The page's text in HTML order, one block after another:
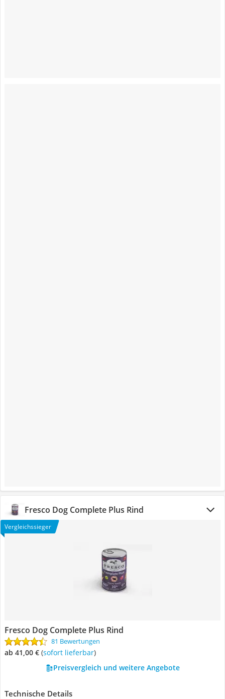
Fresco Dog Complete Plus Rind
Vergleichssieger
Fresco Dog Complete Plus Rind
81 Bewertungen
ab 41,00 € ( Sofort lieferbar)
Preisvergleich und weitere Angebote
Technische Details